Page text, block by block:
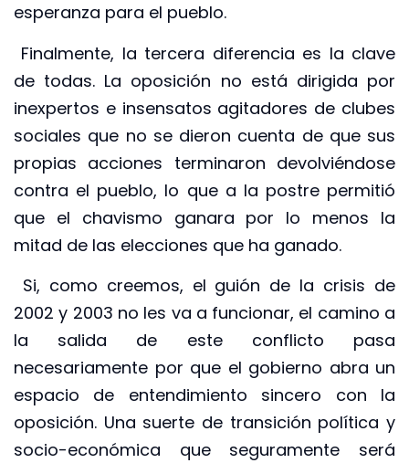
esperanza para el pueblo.
Finalmente, la tercera diferencia es la clave
de todas. La oposición no está dirigida por
inexpertos e insensatos agitadores de clubes
sociales que no se dieron cuenta de que sus
propias acciones terminaron devolviéndose
contra el pueblo, lo que a la postre permitió
que el chavismo ganara por lo menos la
mitad de las elecciones que ha ganado.
Si, como creemos, el guión de la crisis de
2002 y 2003 no les va a funcionar, el camino a
la salida de este conflicto pasa
necesariamente por que el gobierno abra un
espacio de entendimiento sincero con la
oposición. Una suerte de transición política y
socio-económica que seguramente será